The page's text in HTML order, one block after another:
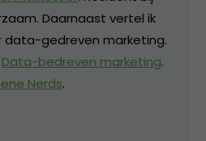
Daarnaast vertel ik
data-gedreven marketing.
Data-bedreven marketing.
Nerds.